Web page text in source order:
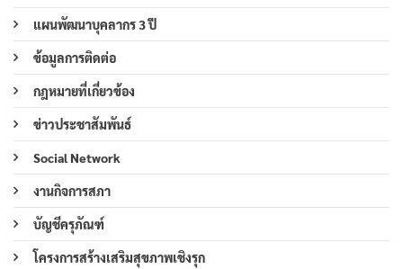
แผนพัฒนาบุคลากร 3 ปี
ข้อมูลการติดต่อ
กฎหมายที่เกี่ยวข้อง
ข่าวประชาสัมพันธ์
Social Network
งานกิจการสภา
บัญชีครุภัณฑ์
โครงการสร้างเสริมสุขภาพเชิงรุก